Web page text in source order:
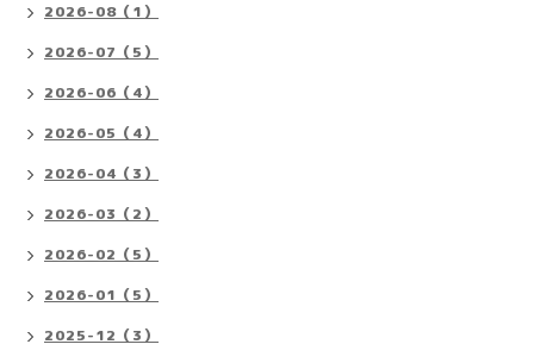
2026-08（1）
2026-07（5）
2026-06（4）
2026-05（4）
2026-04（3）
2026-03（2）
2026-02（5）
2026-01（5）
2025-12（3）